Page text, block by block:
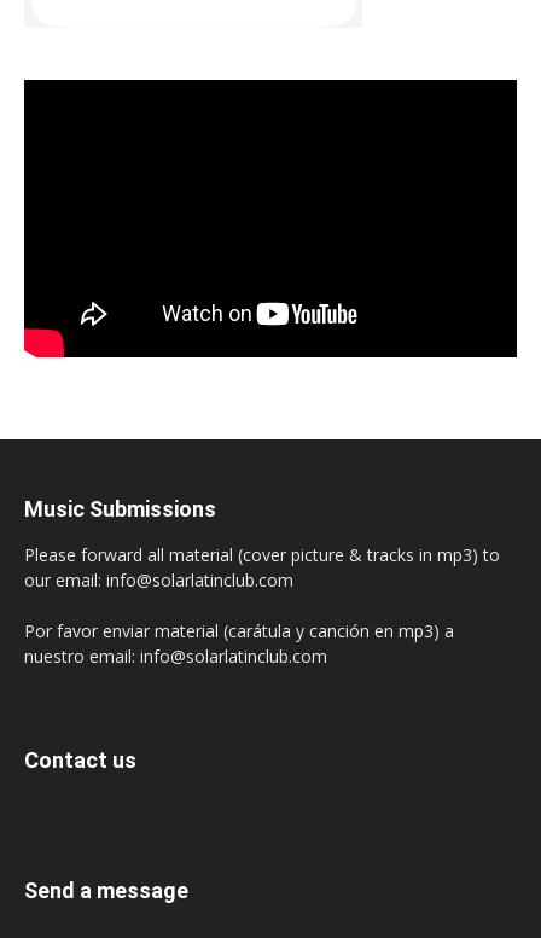
Music Submissions
Please forward all material (cover picture & tracks in mp3) to
our email: info@solarlatinclub.com
Por favor enviar material (carátula y canción en mp3) a
nuestro email: info@solarlatinclub.com
Contact us
Send a message